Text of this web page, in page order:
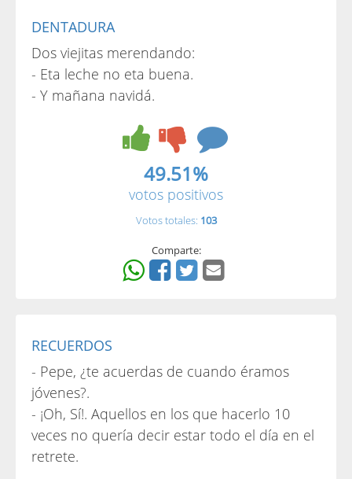
DENTADURA
Dos viejitas merendando:
- Eta leche no eta buena.
- Y mañana navidá.
49.51%
votos positivos
Votos totales: 103
Comparte:
RECUERDOS
- Pepe, ¿te acuerdas de cuando éramos
jóvenes?.
- ¡Oh, Sí!. Aquellos en los que hacerlo 10
veces no quería decir estar todo el día en el
retrete.